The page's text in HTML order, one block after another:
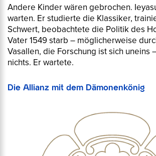
Andere Kinder wären gebrochen.
warten. Er studierte die Klassiker,
Schwert, beobachtete die Politik des
Vater 1549 starb – möglicherweise
Vasallen, die Forschung ist sich uneins
nichts. Er wartete.
Die Allianz mit dem Dämonenkönig